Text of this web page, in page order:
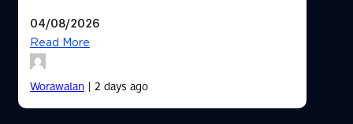
04/08/2026
Read More
Worawalan| 2 days ago